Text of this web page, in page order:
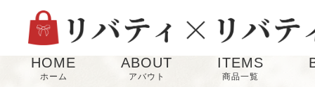
HOME
ホーム
ABOUT
アバウト
ITEMS
商品一覧